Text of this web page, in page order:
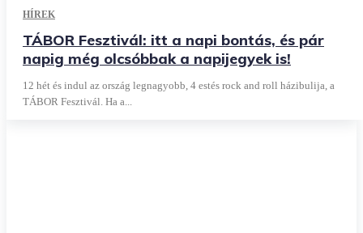
HÍREK
TÁBOR Fesztivál: itt a napi bontás, és pár
napig még olcsóbbak a napijegyek is!
12 hét és indul az ország legnagyobb, 4 estés rock and roll házibulija, a
TÁBOR Fesztivál. Ha a...